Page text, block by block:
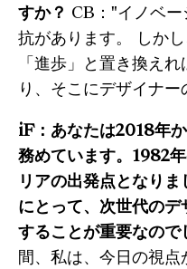
すか？ CB："イノベ
抗があります。 しか
「進歩」と置き換え
り、そこにデザイナー
iF：あなたは2018年
務めています。1982
リアの出発点となりま
にとって、次世代の
することが重要なので
間、私は、今日の視